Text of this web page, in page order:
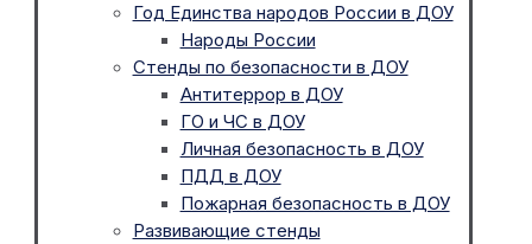
Год Единства народов России в ДОУ
Народы России
Стенды по безопасности в ДОУ
Антитеррор в ДОУ
ГО и ЧС в ДОУ
Личная безопасность в ДОУ
ПДД в ДОУ
Пожарная безопасность в ДОУ
Развивающие стенды